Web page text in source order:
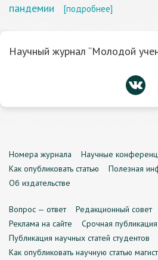
пандемии
[подробнее]
Научный журнал “Молодой
Номера журнала Научные
Как опубликовать статью
Полезная
Об издательстве
Вопрос — ответ Редакционный совет
Реклама на сайте
Срочная
Публикация научных статей студентов
Как опубликовать научную статью